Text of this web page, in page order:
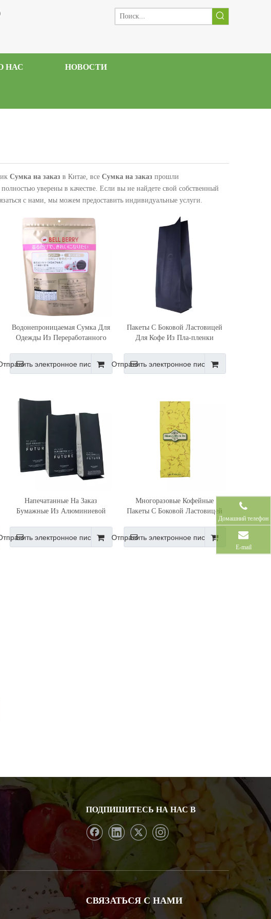
НАС НОВОСТИ
Сумка на заказ в Китае, все Сумка на заказ прошли
уверены в качестве. Если вы не найдете свой собственный
с нами, мы можем предоставить индивидуальные услуги.
Водонепроницаемая Сумка Для
Одежды Из Переработанного
электронное письмо
Пакеты С Боковой Ластовицей
Для Кофе Из Пла-пленки
Отправить электронное письмо
Напечатанные На Заказ
Бумажные Из Алюминиевой
Кофейные Пакеты С Боковой
электронное письмо
Многоразовые Кофейные
Пакеты С Боковой Ластовицей
Отправить электронное письмо
ПОДПИШИТЕСЬ НА НАС В
Домашний телефон
E-mail
СВЯЗАТЬСЯ С НАМИ